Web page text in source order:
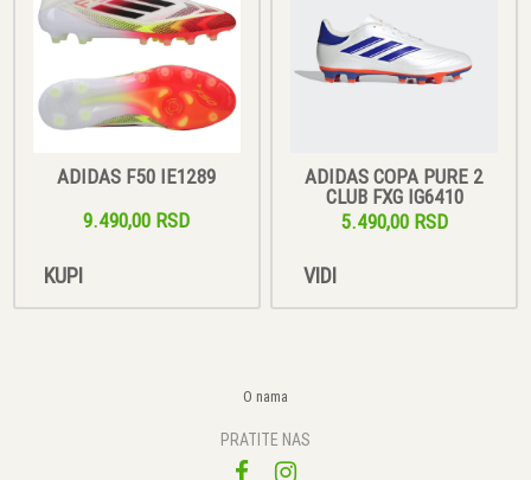
ADIDAS F50 IE1289
9.490,00 RSD
KUPI
ADIDAS COPA PURE 2
CLUB FXG IG6410
5.490,00 RSD
VIDI
O nama
PRATITE NAS